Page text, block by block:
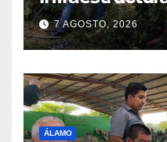
7 AGOSTO, 2026
ÁLAMO